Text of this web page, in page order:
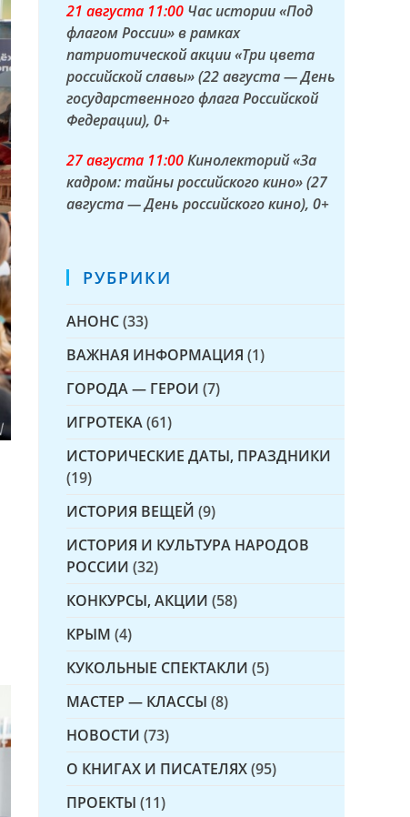
21 августа 11:00 Час истории «Под
флагом России» в рамках
патриотической акции «Три цвета
российской славы» (22 августа — День
государственного флага Российской
Федерации), 0+
27 августа 11:00Кинолекторий «За
кадром: тайны российского кино» (27
августа — День российского кино), 0+
РУБРИКИ
АНОНС(33)
ВАЖНАЯ ИНФОРМАЦИЯ (1)
ГОРОДА — ГЕРОИ (7)
ИГРОТЕКА(61)
ИСТОРИЧЕСКИЕ ДАТЫ, ПРАЗДНИКИ
(19)
ИСТОРИЯ ВЕЩЕЙ (9)
ИСТОРИЯ И КУЛЬТУРА НАРОДОВ
РОССИИ (32)
КОНКУРСЫ, АКЦИИ (58)
КРЫМ (4)
КУКОЛЬНЫЕ СПЕКТАКЛИ (5)
МАСТЕР — КЛАССЫ (8)
НОВОСТИ (73)
О КНИГАХ И ПИСАТЕЛЯХ(95)
ПРОЕКТЫ (11)